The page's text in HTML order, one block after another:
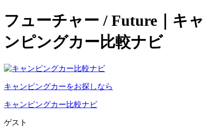
フューチャー / Future｜キャ
ンピングカー比較ナビ
キャンピングカーをお探しなら
キャンピングカー比較ナビ
ゲスト